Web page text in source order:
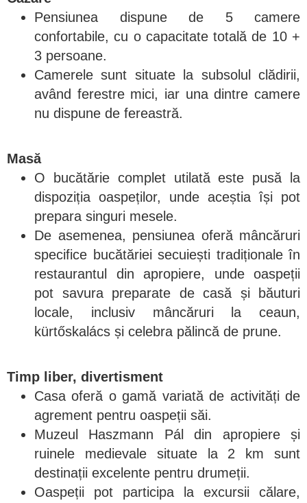
Pensiunea dispune de 5 camere
confortabile, cu o capacitate totală de 10 +
3 persoane.
Camerele sunt situate la subsolul clădirii,
având ferestre mici, iar una dintre camere
nu dispune de fereastră.
Masă
O bucătărie complet utilată este pusă la
dispoziția oaspeților, unde aceștia își pot
prepara singuri mesele.
De asemenea, pensiunea oferă mâncăruri
specifice bucătăriei secuiești tradiționale în
restaurantul din apropiere, unde oaspeții
pot savura preparate de casă și băuturi
locale, inclusiv mâncăruri la ceaun,
kürtőskalács și celebra pălincă de prune.
Timp liber, divertisment
Casa oferă o gamă variată de activități de
agrement pentru oaspeții săi.
Muzeul Haszmann Pál din apropiere și
ruinele medievale situate la 2 km sunt
destinații excelente pentru drumeții.
Oaspeții pot participa la excursii călare,